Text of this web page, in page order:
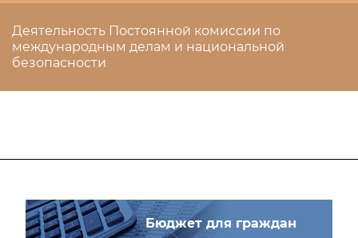
Деятельность Постоянной комиссии по
международным делам и национальной
безопасности
Бюджет для граждан